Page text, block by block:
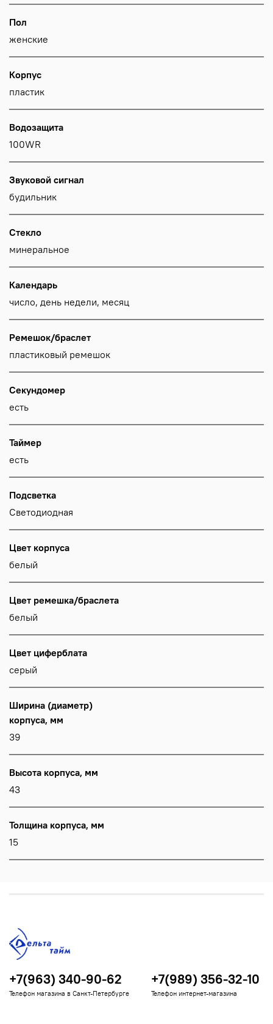
Пол
женские
Корпус
пластик
Водозащита
100WR
Звуковой сигнал
будильник
Стекло
минеральное
Календарь
число, день недели, месяц
Ремешок/браслет
пластиковый ремешок
Секундомер
есть
Таймер
есть
Подсветка
Светодиодная
Цвет корпуса
белый
Цвет ремешка/браслета
белый
Цвет циферблата
серый
Ширина (диаметр)
корпуса, мм
39
Высота корпуса, мм
43
Толщина корпуса, мм
15
+7(963) 340-90-62
Телефон магазина в Санкт-Петербурге
+7(989) 356-32-10
Телефон интернет-магазина